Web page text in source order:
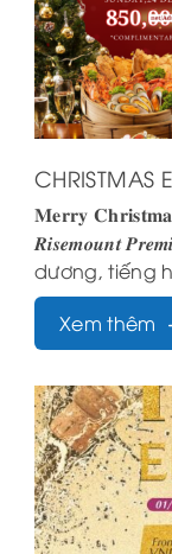
CHRISTMAS
𝐌𝐞𝐫𝐫𝐲
𝑹𝒊𝒔𝒆𝒎𝒐𝒖𝒏𝒕
dương, tiếng
Xem thêm